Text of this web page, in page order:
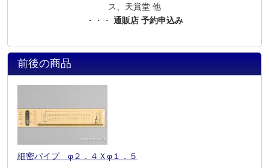
ス、天賞堂 他
・・・ 通販店 予約申込み
前後の商品
細密パイプ φ２．４Ｘφ１．５